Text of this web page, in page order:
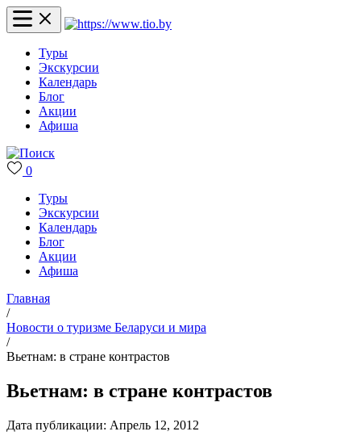
Туры
Экскурсии
Календарь
Блог
Акции
Афиша
0
Туры
Экскурсии
Календарь
Блог
Акции
Афиша
Главная
/
Новости о туризме Беларуси и мира
/
Вьетнам: в стране контрастов
Вьетнам: в стране контрастов
Дата публикации: Апрель 12, 2012